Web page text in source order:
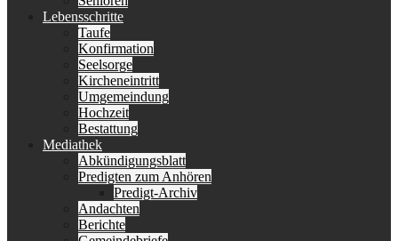
Lebensschritte
Taufe
Konfirmation
Seelsorge
Kircheneintritt
Umgemeindung
Hochzeit
Bestattung
Mediathek
Abkündigungsblatt
Predigten zum Anhören
Predigt-Archiv
Andachten
Berichte